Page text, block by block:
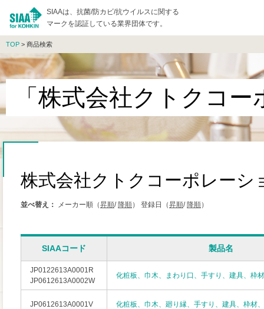
SIAAは、抗菌/防カビ/抗ウイルスに関する
マークを認証している業界団体です。
TOP > 商品検索
「株式会社クトクコ
株式会社クトクコーポレーシ
並べ替え： メーカー順（昇順/ 降順） 登録日（昇順/ 降順）
SIAAコード 製品名
JP0122613A0001R
JP0612613A0002W
化粧板、巾木、まわり口、手すり、建具、枠
JP0612613A0001V 化粧板、巾木、廻り縁、手すり、建具、枠材